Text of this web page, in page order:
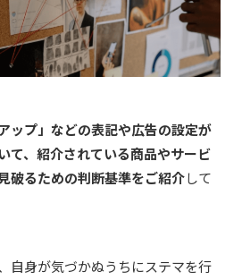
ップ」などの表記や広告の設定が
て、紹介されている商品やサービ
破るための判断基準をご紹介して
自身が気づかぬうちにステマを行